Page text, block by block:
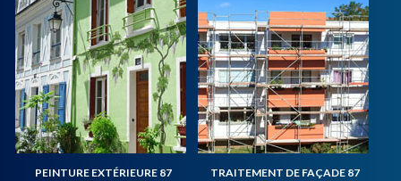
PEINTURE EXTÉRIEURE 87 TRAITEMENT DE FAÇADE 87